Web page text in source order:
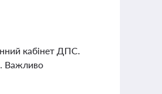
кабінет ДПС.
Важливо